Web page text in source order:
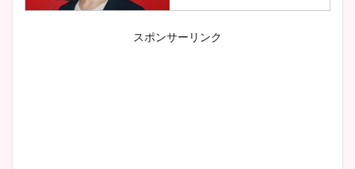
小室瑛莉子のカップ画像まと
スポンサーリンク